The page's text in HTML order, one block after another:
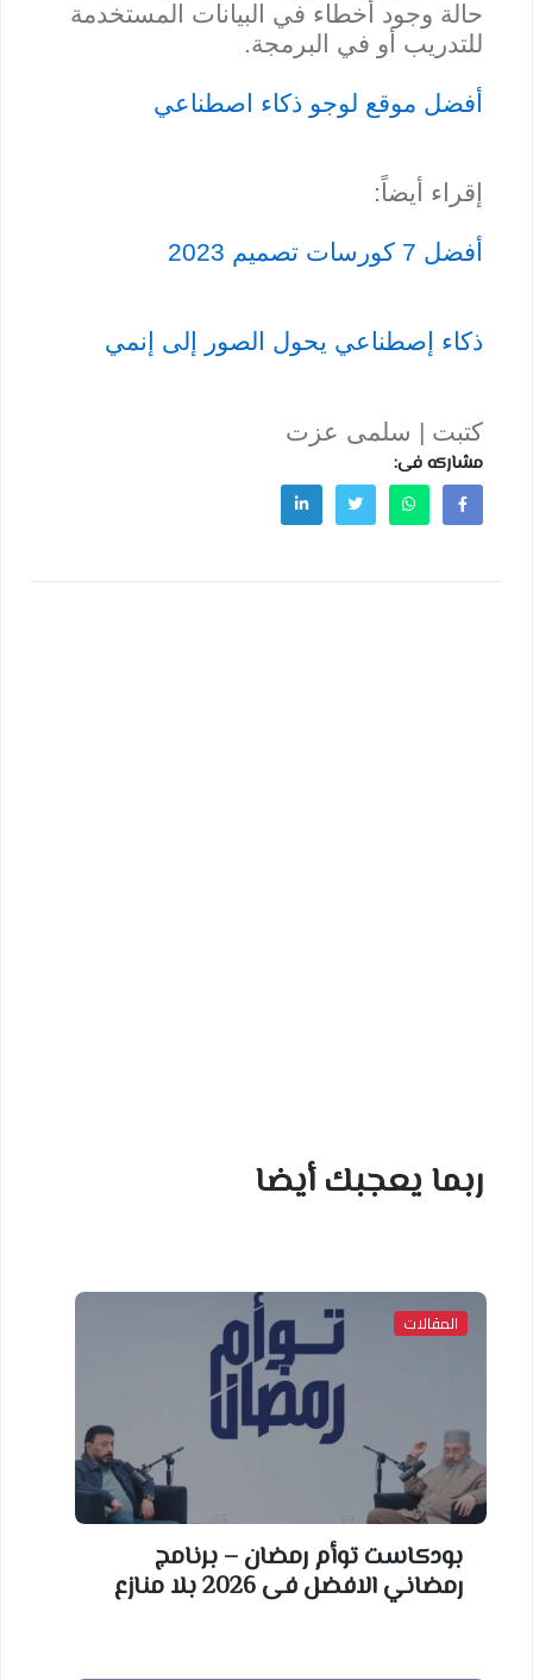
حالة وجود أخطاء في البيانات المستخدمة
للتدريب أو في البرمجة.
أفضل موقع لوجو ذكاء اصطناعي
إقراء أيضاً:
أفضل 7 كورسات تصميم 2023
ذكاء إصطناعي يحول الصور إلى إنمي
كتبت | سلمى عزت
مشاركه فى:
ربما يعجبك أيضا
المقالات
بودكاست توأم رمضان – برنامج
رمضاني الافضل فى 2026 بلا منازع